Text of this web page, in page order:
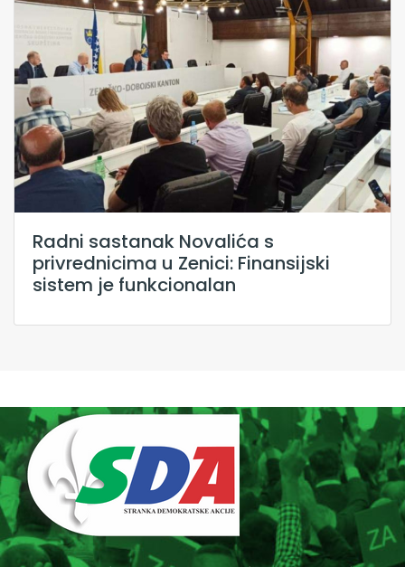
Radni sastanak Novalića s
privrednicima u Zenici: Finansijski
sistem je funkcionalan